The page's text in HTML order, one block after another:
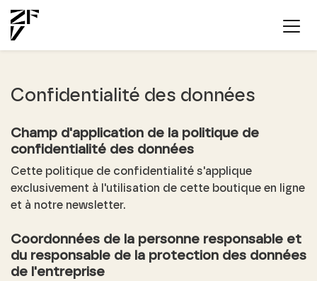
Confidentialité des données
Champ d'application de la politique de
confidentialité des données
Cette politique de confidentialité s'applique
exclusivement à l'utilisation de cette boutique en ligne
et à notre newsletter.
Coordonnées de la personne responsable et
du responsable de la protection des données
de l'entreprise